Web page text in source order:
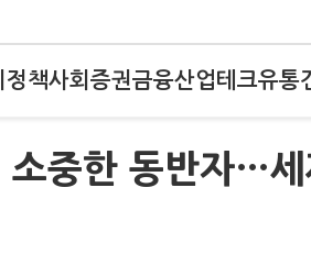
정책사회 증권금융산업테크유통
중한 동반자…세